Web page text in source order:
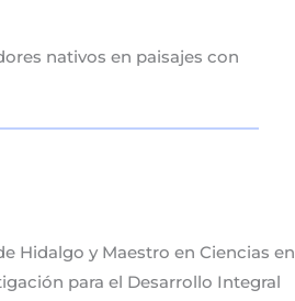
nativos en paisajes con
Hidalgo y Maestro en Ciencias en
para el Desarrollo Integral